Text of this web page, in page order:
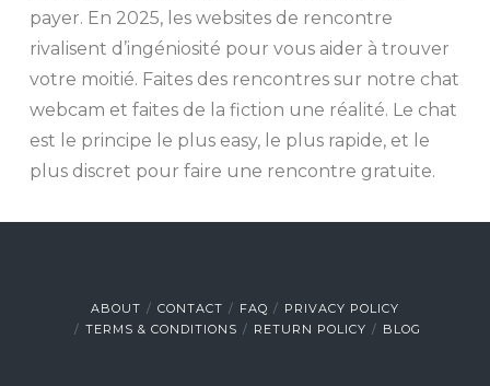
payer. En 2025, les websites de rencontre
rivalisent d’ingéniosité pour vous aider à trouver
votre moitié. Faites des rencontres sur notre chat
webcam et faites de la fiction une réalité. Le chat
est le principe le plus easy, le plus rapide, et le
plus discret pour faire une rencontre gratuite.
ABOUT CONTACT FAQ
PRIVACY POLICY
TERMS & CONDITIONS
RETURN POLICY BLOG